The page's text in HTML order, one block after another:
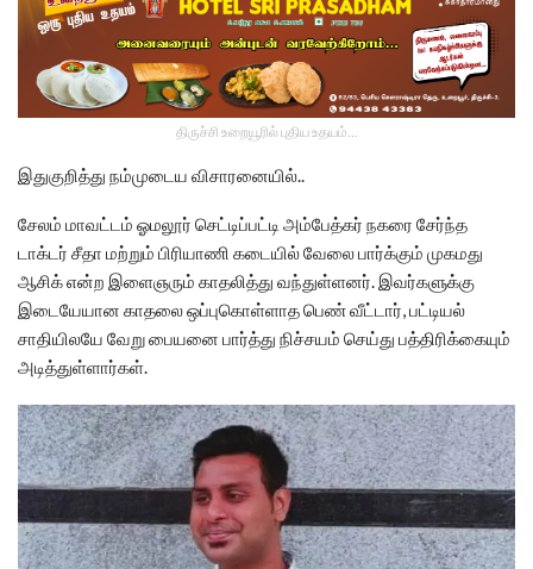
திருச்சி உறையூரில் புதிய உதயம்...
இதுகுறித்து நம்முடைய விசாரனையில்..
சேலம் மாவட்டம் ஓமலூர் செட்டிப்பட்டி அம்பேத்கர் நகரை சேர்ந்த
டாக்டர் சீதா மற்றும் பிரியாணி கடையில் வேலை பார்க்கும் முகமது
ஆசிக் என்ற இளைஞரும் காதலித்து வந்துள்ளனர். இவர்களுக்கு
இடையேயான காதலை ஒப்புகொள்ளாத பெண் வீட்டார், பட்டியல்
சாதியிலயே வேறு பையனை பார்த்து நிச்சயம் செய்து பத்திரிக்கையும்
அடித்துள்ளார்கள்.